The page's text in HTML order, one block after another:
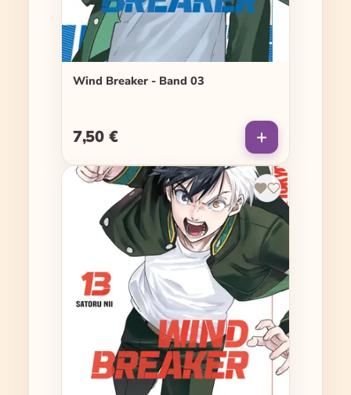
Wind Breaker - Band 03
Regulärer Preis:
7,50 €